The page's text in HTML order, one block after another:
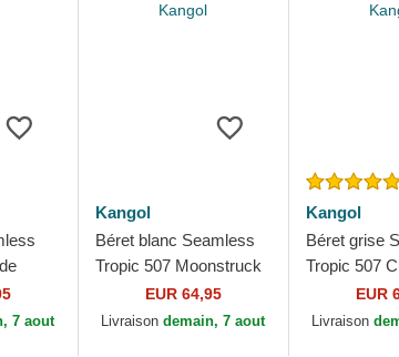
7 aout
Kangol
Béret blanc Seamless
Tropic 507 Moonstruck
de KangolEUR 64,95
Livraisondemain, 7 aout
Kangol
Béret grise
Tropic 507
EUR
Livraison